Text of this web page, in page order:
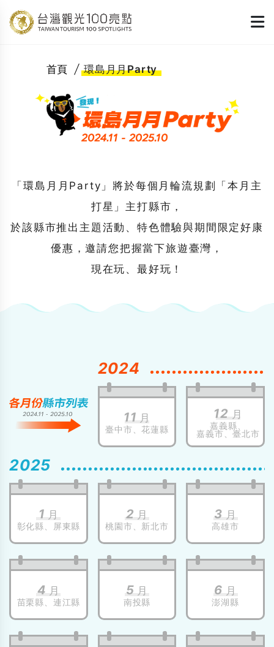
首頁 環島月月Party
「環島月月Party」將於每個月輪流規劃「本月主
打星」主打縣市，
於該縣市推出主題活動、特色體驗與期間限定好康
優惠，邀請您把握當下旅遊臺灣，
現在玩、最好玩！
2024
11 月
臺中市、花蓮縣
12 月
嘉義縣、
嘉義市、臺北市
2025
1 月
彰化縣、 屏東縣
2 月
桃園市、 新北市
3 月
高雄市
4 月
苗栗縣、 連江縣
5 月
南投縣
6 月
澎湖縣